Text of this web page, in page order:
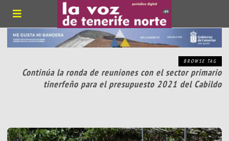
BROWSE TAG
Continúa la ronda de reuniones con el sector primario
tinerfeño para el presupuesto 2021 del Cabildo